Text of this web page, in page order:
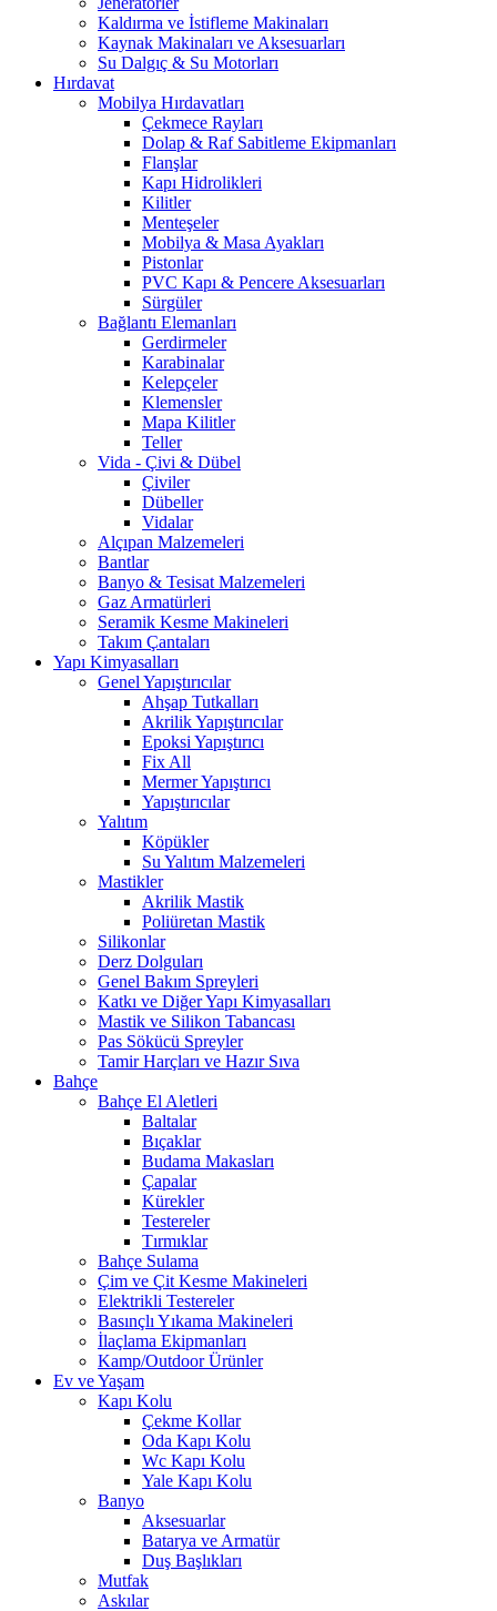
Kaldırma ve İstifleme Makinaları
Kaynak Makinaları ve Aksesuarları
Su Dalgıç & Su Motorları
Hırdavat
Mobilya Hırdavatları
Çekmece Rayları
Dolap & Raf Sabitleme Ekipmanları
Flanşlar
Kapı Hidrolikleri
Kilitler
Menteşeler
Mobilya & Masa Ayakları
Pistonlar
PVC Kapı & Pencere Aksesuarları
Sürgüler
Bağlantı Elemanları
Gerdirmeler
Karabinalar
Kelepçeler
Klemensler
Mapa Kilitler
Teller
Vida - Çivi & Dübel
Çiviler
Dübeller
Vidalar
Alçıpan Malzemeleri
Bantlar
Banyo & Tesisat Malzemeleri
Gaz Armatürleri
Seramik Kesme Makineleri
Takım Çantaları
Yapı Kimyasalları
Genel Yapıştırıcılar
Ahşap Tutkalları
Akrilik Yapıştırıcılar
Epoksi Yapıştırıcı
Fix All
Mermer Yapıştırıcı
Yapıştırıcılar
Yalıtım
Köpükler
Su Yalıtım Malzemeleri
Mastikler
Akrilik Mastik
Poliüretan Mastik
Silikonlar
Derz Dolguları
Genel Bakım Spreyleri
Katkı ve Diğer Yapı Kimyasalları
Mastik ve Silikon Tabancası
Pas Sökücü Spreyler
Tamir Harçları ve Hazır Sıva
Bahçe
Bahçe El Aletleri
Baltalar
Bıçaklar
Budama Makasları
Çapalar
Kürekler
Testereler
Tırmıklar
Bahçe Sulama
Çim ve Çit Kesme Makineleri
Elektrikli Testereler
Basınçlı Yıkama Makineleri
İlaçlama Ekipmanları
Kamp/Outdoor Ürünler
Ev ve Yaşam
Kapı Kolu
Çekme Kollar
Oda Kapı Kolu
Wc Kapı Kolu
Yale Kapı Kolu
Banyo
Aksesuarlar
Batarya ve Armatür
Duş Başlıkları
Mutfak
Askılar